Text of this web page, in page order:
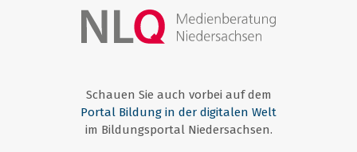
Schauen Sie auch vorbei auf dem
Portal Bildung in der digitalen Welt
im Bildungsportal Niedersachsen.